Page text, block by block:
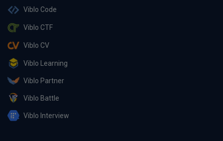
Viblo Code
Viblo CTF
Viblo CV
Viblo Learning
Viblo Partner
Viblo Battle
Viblo Interview